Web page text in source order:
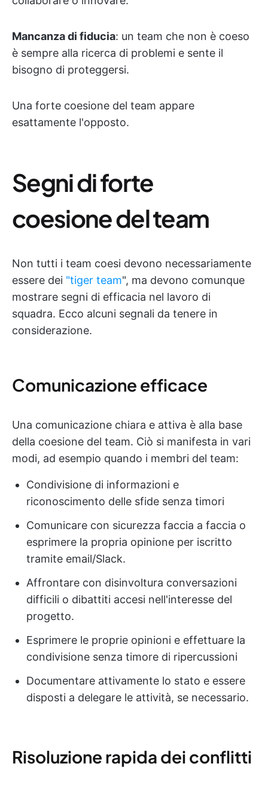
Mancanza di fiducia: un team che non è coeso
è sempre alla ricerca di problemi e sente il
bisogno di proteggersi.
Una forte coesione del team appare
esattamente l'opposto.
Segni di forte
coesione del team
Non tutti i team coesi devono necessariamente
essere dei "tiger team", ma devono comunque
mostrare segni di efficacia nel lavoro di
squadra. Ecco alcuni segnali da tenere in
considerazione.
Comunicazione efficace
Una comunicazione chiara e attiva è alla base
della coesione del team. Ciò si manifesta in vari
modi, ad esempio quando i membri del team:
Condivisione di informazioni e
riconoscimento delle sfide senza timori
Comunicare con sicurezza faccia a faccia o
esprimere la propria opinione per iscritto
tramite email/Slack.
Affrontare con disinvoltura conversazioni
difficili o dibattiti accesi nell'interesse del
progetto.
Esprimere le proprie opinioni e effettuare la
condivisione senza timore di ripercussioni
Documentare attivamente lo stato e essere
disposti a delegare le attività, se necessario.
Risoluzione rapida dei conflitti